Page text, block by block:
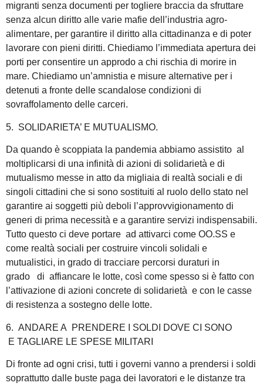
migranti senza documenti per togliere braccia da sfruttare
senza alcun diritto alle varie mafie dell’industria agro-
alimentare, per garantire il diritto alla cittadinanza e di poter
lavorare con pieni diritti. Chiediamo l’immediata apertura dei
porti per consentire un approdo a chi rischia di morire in
mare. Chiediamo un’amnistia e misure alternative per i
detenuti a fronte delle scandalose condizioni di
sovraffolamento delle carceri.
5. SOLIDARIETA’ E MUTUALISMO.
Da quando è scoppiata la pandemia abbiamo assistito al
moltiplicarsi di una infinità di azioni di solidarietà e di
mutualismo messe in atto da migliaia di realtà sociali e di
singoli cittadini che si sono sostituiti al ruolo dello stato nel
garantire ai soggetti più deboli l’approvvigionamento di
generi di prima necessità e a garantire servizi indispensabili.
Tutto questo ci deve portare ad attivarci come OO.SS e
come realtà sociali per costruire vincoli solidali e
mutualistici, in grado di tracciare percorsi duraturi in
grado di affiancare le lotte, così come spesso si è fatto con
l’attivazione di azioni concrete di solidarietà e con le casse
di resistenza a sostegno delle lotte.
6. ANDARE A PRENDERE I SOLDI DOVE CI SONO
E TAGLIARE LE SPESE MILITARI
Di fronte ad ogni crisi, tutti i governi vanno a prendersi i soldi
soprattutto dalle buste paga dei lavoratori e le distanze tra